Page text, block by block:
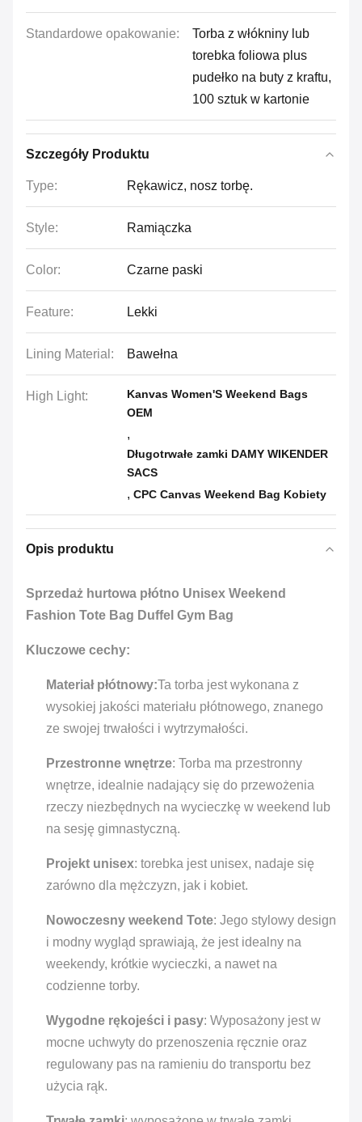
Standardowe opakowanie:
Torba z włókniny lub
torebka foliowa plus
pudełko na buty z kraftu,
100 sztuk w kartonie
Szczegóły Produktu
Type: Rękawicz, nosz torbę.
Style: Ramiączka
Color: Czarne paski
Feature: Lekki
Lining Material: Bawełna
High Light:
Kanvas Women'S Weekend Bags
OEM
,
Długotrwałe zamki DAMY WIKENDER
SACS
, CPC Canvas Weekend Bag Kobiety
Opis produktu
Sprzedaż hurtowa płótno Unisex Weekend
Fashion Tote Bag Duffel Gym Bag
Kluczowe cechy:
Materiał płótnowy:Ta torba jest wykonana z
wysokiej jakości materiału płótnowego, znanego
ze swojej trwałości i wytrzymałości.
Przestronne wnętrze: Torba ma przestronny
wnętrze, idealnie nadający się do przewożenia
rzeczy niezbędnych na wycieczkę w weekend lub
na sesję gimnastyczną.
Projekt unisex: torebka jest unisex, nadaje się
zarówno dla mężczyzn, jak i kobiet.
Nowoczesny weekend Tote: Jego stylowy design
i modny wygląd sprawiają, że jest idealny na
weekendy, krótkie wycieczki, a nawet na
codzienne torby.
Wygodne rękojeści i pasy: Wyposażony jest w
mocne uchwyty do przenoszenia ręcznie oraz
regulowany pas na ramieniu do transportu bez
użycia rąk.